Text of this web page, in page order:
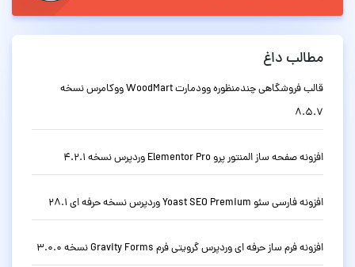
مطالب داغ
قالب فروشگاهی چندمنظوره وودمارت WoodMart ووکامرس نسخه
8.5.7
افزونه صفحه ساز المنتور پرو Elementor Pro وردپرس نسخه 4.2.1
افزونه فارسی سئو Yoast SEO Premium وردپرس نسخه حرفه ای 28.1
افزونه فرم ساز حرفه ای وردپرس گرویتی فرم Gravity Forms نسخه 3.0.0